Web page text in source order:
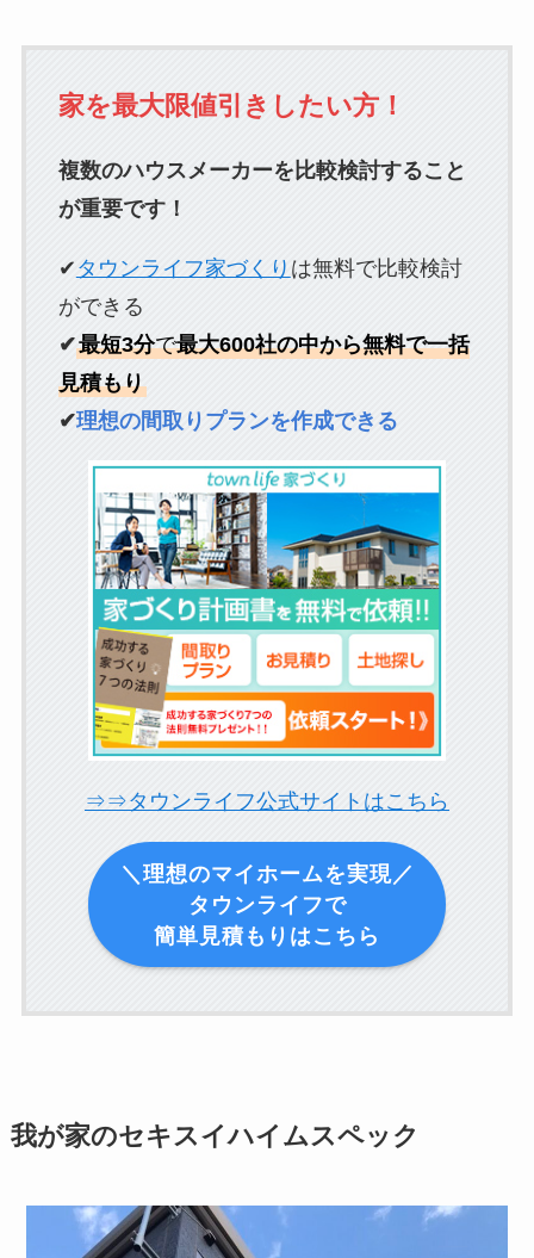
家を最大限値引きしたい方！
複数のハウスメーカーを比較検討すること
が重要です！
✔ タウンライフ家づくり は無料で比較検討
ができる
✔最短3分で最大600社の中から無料で一括
見積もり
✔理想の間取りプランを作成できる
⇒⇒タウンライフ公式サイトはこちら
＼理想のマイホームを実現／
タウンライフで
簡単見積もりはこちら
我が家のセキスイハイムスペック